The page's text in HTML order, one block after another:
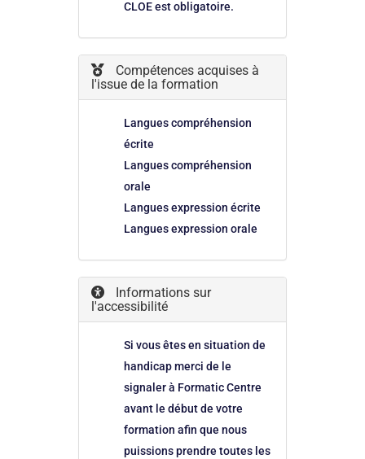
CLOE est obligatoire.
Compétences acquises à
l'issue de la formation
Langues compréhension
écrite
Langues compréhension
orale
Langues expression écrite
Langues expression orale
Informations sur
l'accessibilité
Si vous êtes en situation de
handicap merci de le
signaler à Formatic Centre
avant le début de votre
formation afin que nous
puissions prendre toutes les